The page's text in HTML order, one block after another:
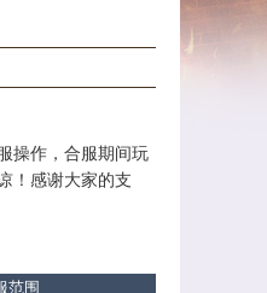
操作，合服期间玩
！感谢大家的支
范围